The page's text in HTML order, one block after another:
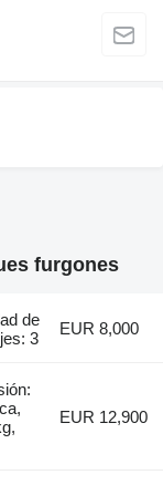
furgones
de
3
EUR 8,000
EUR 12,900